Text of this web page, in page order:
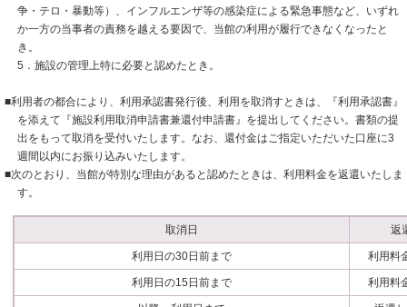
争・テロ・暴動等）、インフルエンザ等の感染症による緊急事態など、いずれ
か一方の当事者の責務を越える要因で、当館の利用が履行できなくなったと
き。
5．施設の管理上特に必要と認めたとき。
■利用者の都合により、利用承認書発行後、利用を取消すときは、『利用承認書』
を添えて『施設利用取消申請書兼還付申請書』を提出してください。書類の提
出をもって取消を受付いたします。なお、還付金はご指定いただいた口座に3
週間以内にお振り込みいたします。
■次のとおり、当館が特別な理由があると認めたときは、利用料金を返還いたしま
す。
取消日 返
利用日の30日前まで 利用料
利用日の15日前まで 利用料